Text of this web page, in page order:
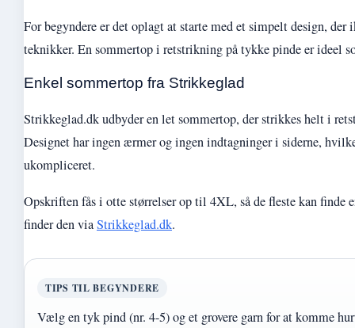
For begyndere er det oplagt at starte med et simpelt design, der
teknikker. En sommertop i retstrikning på tykke pinde er ideel
Enkel sommertop fra Strikkeglad
Strikkeglad.dk udbyder en let sommertop, der strikkes helt i
Designet har ingen ærmer og ingen indtagninger i siderne,
ukompliceret.
Opskriften fås i otte størrelser op til 4XL, så de fleste kan finde
finder den viaStrikkeglad.dk.
TIPS TIL BEGYNDERE
Vælg en tyk pind (nr. 4-5) og et grovere garn for at komme